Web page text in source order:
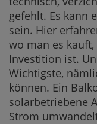
gefehlt. Es kann
sein. Hier
wo man es
Investition ist.
Wichtigste,
können. Ein
solarbetriebene
Strom